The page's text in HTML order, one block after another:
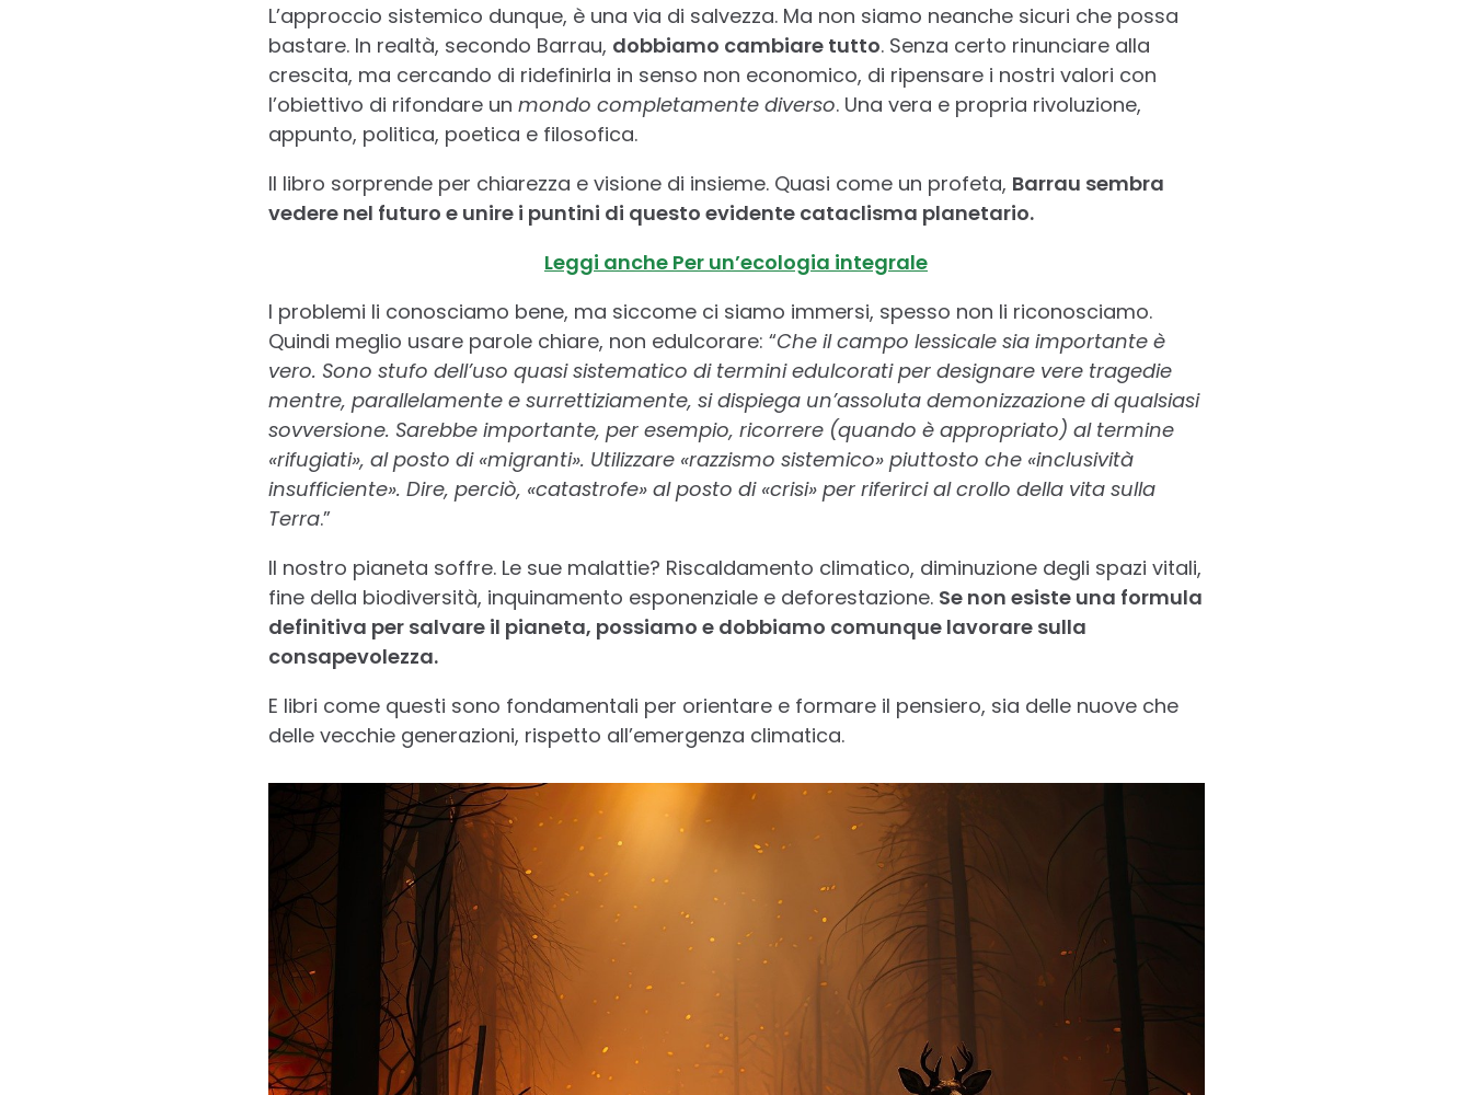
L’approccio sistemico dunque, è una via di salvezza. Ma non siamo neanche sicuri che possa
bastare. In realtà, secondo Barrau, dobbiamo cambiare tutto. Senza certo rinunciare alla
crescita, ma cercando di ridefinirla in senso non economico, di ripensare i nostri valori con
l’obiettivo di rifondare un mondo completamente diverso. Una vera e propria rivoluzione,
appunto, politica, poetica e filosofica.
Il libro sorprende per chiarezza e visione di insieme. Quasi come un profeta, Barrau sembra
vedere nel futuro e unire i puntini di questo evidente cataclisma planetario.
Leggi anche Per un’ecologia integrale
I problemi li conosciamo bene, ma siccome ci siamo immersi, spesso non li riconosciamo.
Quindi meglio usare parole chiare, non edulcorare: “Che il campo lessicale sia importante è
vero. Sono stufo dell’uso quasi sistematico di termini edulcorati per designare vere tragedie
mentre, parallelamente e surrettiziamente, si dispiega un’assoluta demonizzazione di qualsiasi
sovversione. Sarebbe importante, per esempio, ricorrere (quando è appropriato) al termine
«rifugiati», al posto di «migranti». Utilizzare «razzismo sistemico» piuttosto che «inclusività
insufficiente». Dire, perciò, «catastrofe» al posto di «crisi» per riferirci al crollo della vita sulla
Terra.”
Il nostro pianeta soffre. Le sue malattie? Riscaldamento climatico, diminuzione degli spazi vitali,
fine della biodiversità, inquinamento esponenziale e deforestazione. Se non esiste una formula
definitiva per salvare il pianeta, possiamo e dobbiamo comunque lavorare sulla
consapevolezza.
E libri come questi sono fondamentali per orientare e formare il pensiero, sia delle nuove che
delle vecchie generazioni, rispetto all’emergenza climatica.